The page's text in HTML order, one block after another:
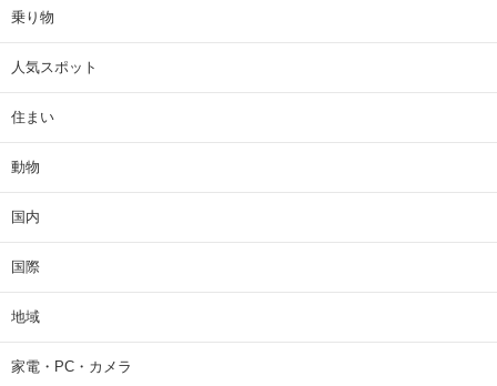
乗り物
人気スポット
住まい
動物
国内
国際
地域
家電・PC・カメラ